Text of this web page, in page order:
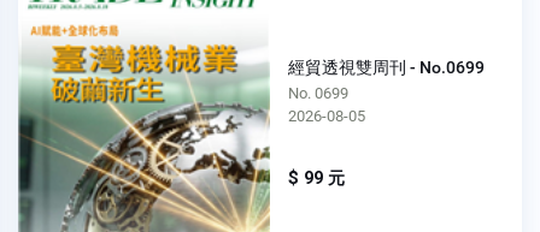
經貿透視雙周刊 - No.0699
No. 0699
2026-08-05
$ 99 元